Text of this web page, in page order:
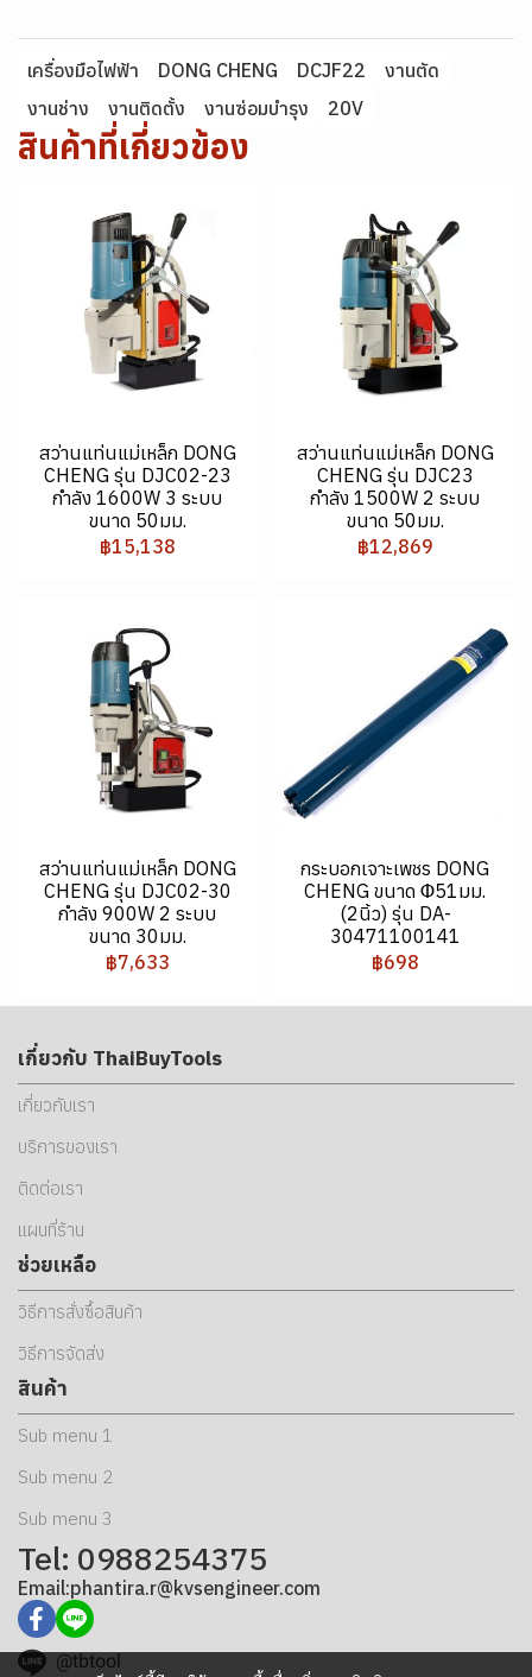
เครื่องมือไฟฟ้า DONG CHENG DCJF22
งานตัด
งานช่าง
งานติดตั้ง งานซ่อมบำรุง 20V
สินค้าที่เกี่ยวข้อง
สว่านแท่นแม่เหล็ก DONG
CHENG รุ่น DJC02-23
กำลัง 1600W 3 ระบบ
ขนาด 50มม.
฿15,138
สว่านแท่นแม่เหล็ก DONG
CHENG รุ่น DJC23
กำลัง 1500W 2 ระบบ
ขนาด 50มม.
฿12,869
สว่านแท่นแม่เหล็ก DONG
CHENG รุ่น DJC02-30
กำลัง 900W 2 ระบบ
ขนาด 30มม.
฿7,633
กระบอกเจาะเพชร DONG
CHENG ขนาด Φ51มม.
(2นิ้ว) รุ่น DA-
30471100141
฿698
เกี่ยวกับ ThaiBuyTools
เกี่ยวกับเรา
บริการของเรา
ติดต่อเรา
แผนที่ร้าน
ช่วยเหลือ
วิธีการสั่งซื้อสินค้า
วิธีการจัดส่ง
สินค้า
Sub menu 1
Sub menu 2
Sub menu 3
Tel: 0988254375
Email:phantira.r@kvsengineer.com
@tbtool